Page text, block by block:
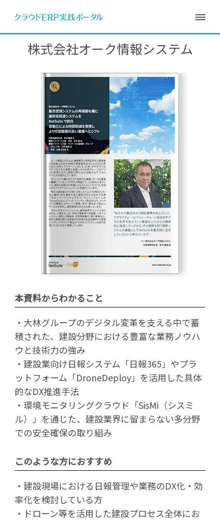
株式会社オーク情報システム
本資料からわかること
・大林グループのデジタル変革を支える中で蓄
積された、建設分野における豊富な業務ノウハ
ウと技術力の強み
・建設業向け日報システム「日報365」やプラ
ットフォーム「DroneDeploy」を活用した具体
的なDX推進手法
・環境モニタリングクラウド「SisMi（シスミ
ル）」を通じた、建設業界に留まらない多分野
での安全確保の取り組み
このような方におすすめ
・建設現場における日報管理や業務のDX化・効
率化を検討している方
・ドローン等を活用した建設プロセス全体にお